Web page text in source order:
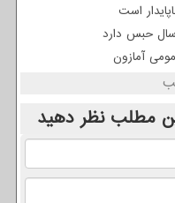
است
آمازون
مطلب نظر دهید